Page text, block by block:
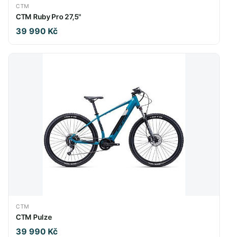
CTM
CTM Ruby Pro 27,5"
39 990 Kč
CTM
CTM Pulze
39 990 Kč